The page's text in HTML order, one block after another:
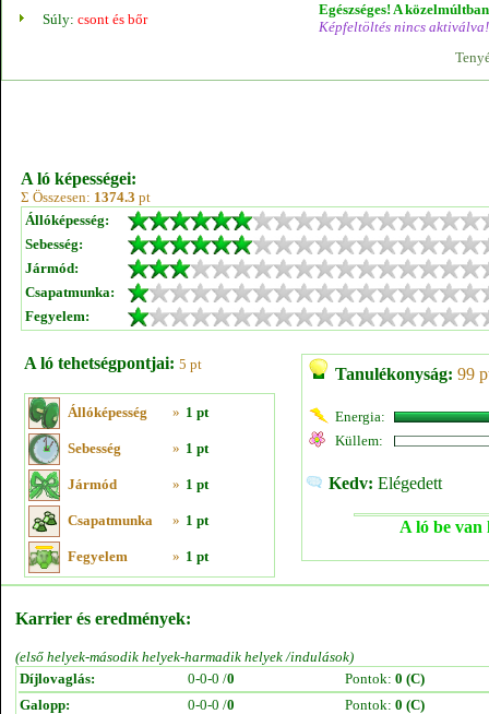
Súly: csont és bőr
Egészséges! A
Képfeltöltés nincs aktiválva!
A ló képességei:
Σ Összesen: 1374.3 pt
Állóképesség:
Sebesség:
Jármód:
Csapatmunka:
Fegyelem:
A ló tehetségpontjai: 5 pt
Állóképesség » 1 pt
Sebesség » 1 pt
Jármód » 1 pt
Csapatmunka » 1 pt
Fegyelem » 1 pt
Tanulékonyság: 99
Energia:
Küllem:
Kedv: Elégedett
A ló be van
Karrier és eredmények:
(első helyek-második helyek-harmadik helyek /indulások)
Díjlovaglás:
0-0-0 /0 Pontok: 0 (C)
Galopp:
0-0-0 /0 Pontok: 0 (C)